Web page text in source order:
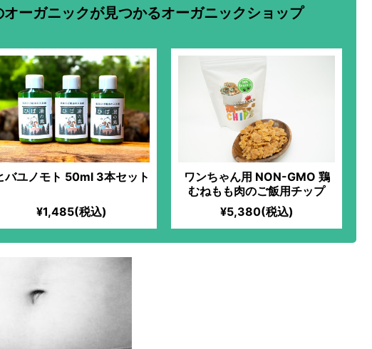
オーガニックが見つかるオーガニックショップ
バユノモト 50ml 3本セット
¥1,485(税込)
ワンちゃん用 NON-GMO 鶏
むねもも肉のご飯用チップ
¥5,380(税込)